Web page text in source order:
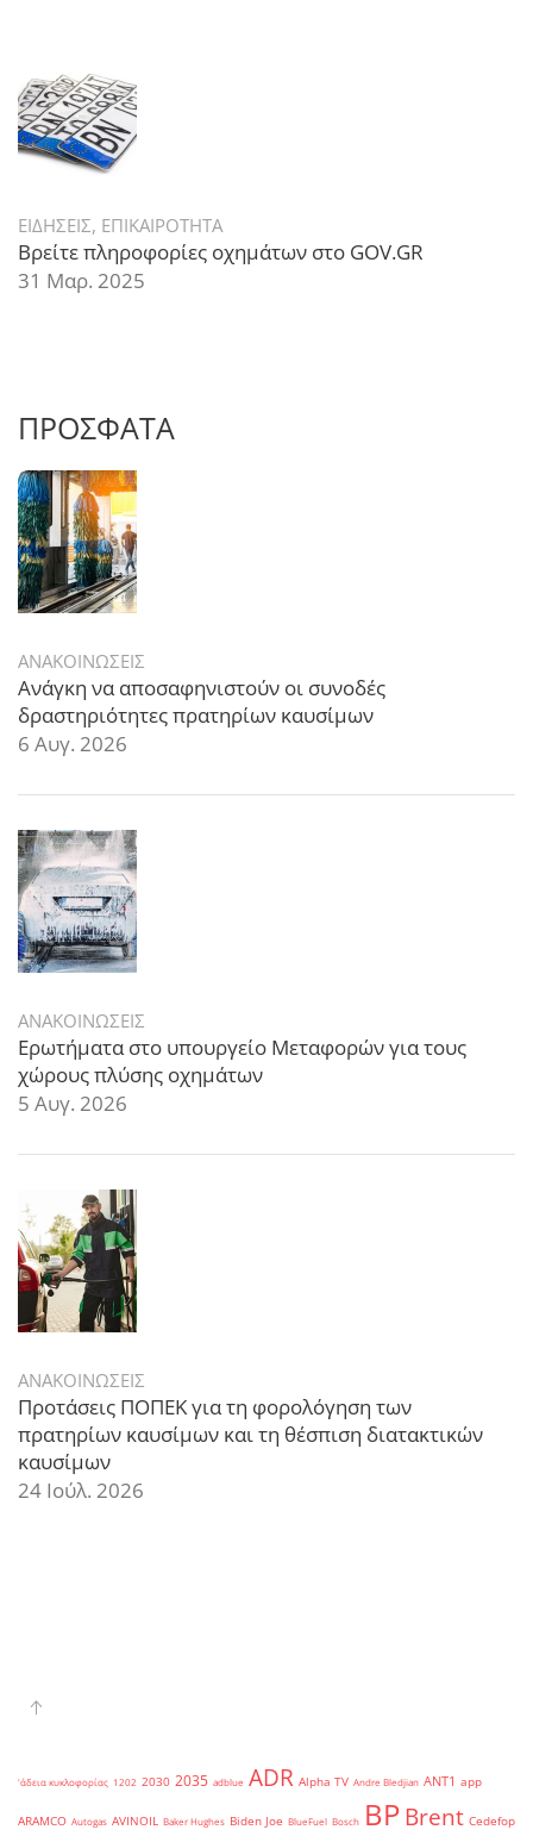
ΕΙΔΗΣΕΙΣ, ΕΠΙΚΑΙΡΟΤΗΤΑ
Βρείτε πληροφορίες οχημάτων στο GOV.GR
31 Μαρ. 2025
ΠΡΟΣΦΑΤΑ
ΑΝΑΚΟΙΝΩΣΕΙΣ
Ανάγκη να αποσαφηνιστούν οι συνοδές
δραστηριότητες πρατηρίων καυσίμων
6 Αυγ. 2026
ΑΝΑΚΟΙΝΩΣΕΙΣ
Ερωτήματα στο υπουργείο Μεταφορών για τους
χώρους πλύσης οχημάτων
5 Αυγ. 2026
ΑΝΑΚΟΙΝΩΣΕΙΣ
Προτάσεις ΠΟΠΕΚ για τη φορολόγηση των
πρατηρίων καυσίμων και τη θέσπιση διατακτικών
καυσίμων
24 Ιούλ. 2026
'άδεια κυκλοφορίας 1202 2030 2035 adblue ADR Alpha TV Andre Bledjian ANT1 app
ARAMCO Autogas AVINOIL Baker Hughes Biden Joe BlueFuel Bosch BPBrent Cedefop